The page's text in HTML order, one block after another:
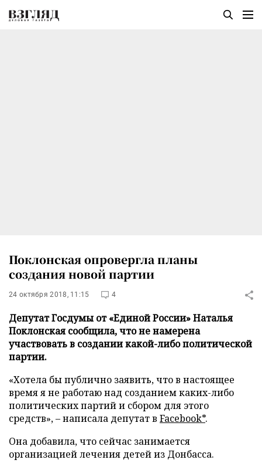
Поклонская опровергла планы
создания новой партии
24 октября 2018, 11:15 4
Депутат Госдумы от «Единой России» Наталья
Поклонская сообщила, что не намерена
участвовать в создании какой-либо политической
партии.
«Хотела бы публично заявить, что в настоящее
время я не работаю над созданием каких-либо
политических партий и сбором для этого
средств», – написала депутат в Facebook*.
Она добавила, что сейчас занимается
организацией лечения детей из Донбасса.